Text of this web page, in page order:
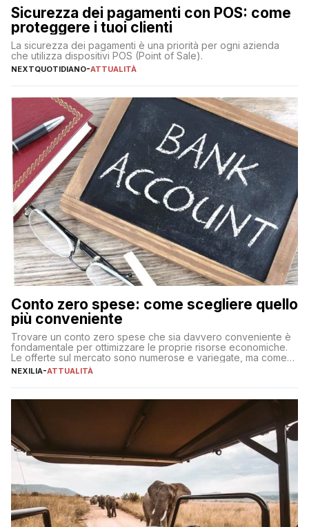
Sicurezza dei pagamenti con POS: come
proteggere i tuoi clienti
La sicurezza dei pagamenti è una priorità per ogni azienda
che utilizza dispositivi POS (Point of Sale).
NEXTQUOTIDIANO-ATTUALITÀ
Conto zero spese: come scegliere quello
più conveniente
Trovare un conto zero spese che sia davvero conveniente è
fondamentale per ottimizzare le proprie risorse economiche.
Le offerte sul mercato sono numerose e variegate, ma come
individuare quella più adatta alle proprie esigenze senza
sul […]
NEXILIA-ATTUALITÀ